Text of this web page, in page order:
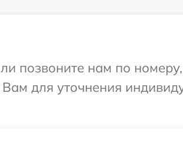
позвоните нам по
для уточнения